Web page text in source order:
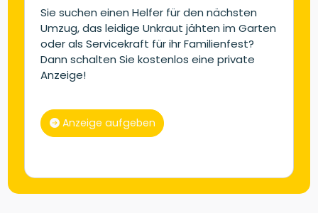
Sie suchen einen Helfer für den nächsten
Umzug, das leidige Unkraut jähten im Garten
oder als Servicekraft für ihr Familienfest?
Dann schalten Sie kostenlos eine private
Anzeige!
Anzeige aufgeben